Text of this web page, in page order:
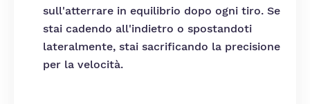
sull'atterrare in equilibrio dopo ogni tiro. Se
stai cadendo all'indietro o spostandoti
lateralmente, stai sacrificando la precisione
per la velocità.